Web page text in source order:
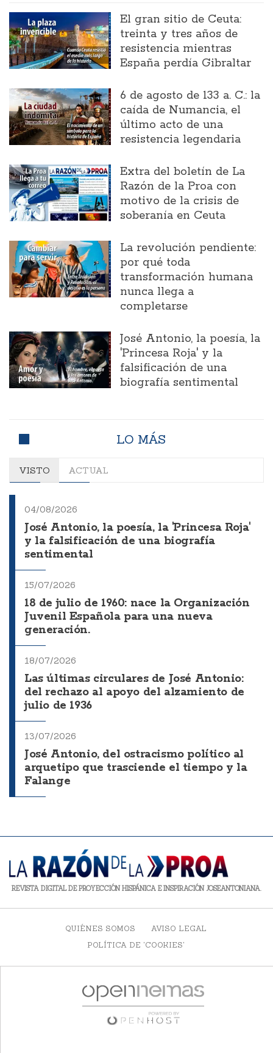
El gran sitio de Ceuta:
treinta y tres años de
resistencia mientras
España perdía Gibraltar
6 de agosto de 133 a. C.: la
caída de Numancia, el
último acto de una
resistencia legendaria
Extra del boletín de La
Razón de la Proa con
motivo de la crisis de
soberanía en Ceuta
La revolución pendiente:
por qué toda
transformación humana
nunca llega a
completarse
José Antonio, la poesía, la
'Princesa Roja' y la
falsificación de una
biografía sentimental
LO MÁS
VISTO ACTUAL
04/08/2026
José Antonio, la poesía, la 'Princesa Roja'
y la falsificación de una biografía
sentimental
15/07/2026
18 de julio de 1960: nace la Organización
Juvenil Española para una nueva
generación.
18/07/2026
Las últimas circulares de José Antonio:
del rechazo al apoyo del alzamiento de
julio de 1936
13/07/2026
José Antonio, del ostracismo político al
arquetipo que trasciende el tiempo y la
Falange
REVISTA DIGITAL DE PROYECCIÓN HISPÁNICA E INSPIRACIÓN JOSEANTONIANA.
QUIÉNES SOMOS
AVISO LEGAL
POLÍTICA DE 'COOKIES'